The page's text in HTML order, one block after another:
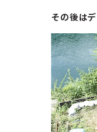
その後は